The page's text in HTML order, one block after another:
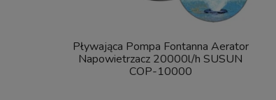
Pływająca Pompa Fontanna Aerator
Napowietrzacz 20000l/h SUSUN
COP-10000